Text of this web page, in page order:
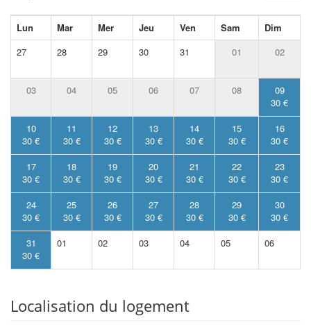
Lun Mar Mer Jeu Ven Sam
Dim
27
28 29 30 31 01 02
03 04 05 06 07 08
09
30 €
10
30 €
11
30 €
12
30 €
13
30 €
14
30 €
15
30 €
16
30 €
17
30 €
18
30 €
19
30 €
20
30 €
21
30 €
22
30 €
23
30 €
24
30 €
25
30 €
26
30 €
27
30 €
28
30 €
29
30 €
30
30 €
31
30 €
01 02 03 04 05 06
Localisation du logement